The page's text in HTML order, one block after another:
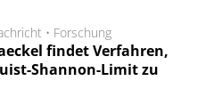
• Forschung
findet Verfahren,
Shannon-Limit zu